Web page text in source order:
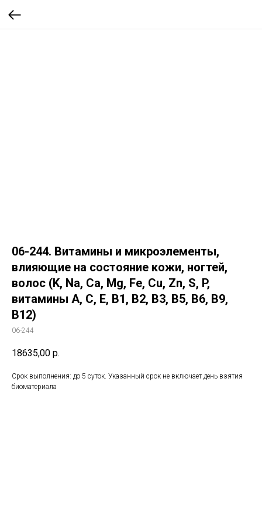
06-244. Витамины и микроэлементы,
влияющие на состояние кожи, ногтей,
волос (K, Na, Ca, Mg, Fe, Cu, Zn, S, P,
витамины A, C, E, B1, B2, B3, B5, B6, B9,
B12)
06-244
18635,00 р.
Срок выполнения: до 5 суток. Указанный срок не включает день взятия
биоматериала